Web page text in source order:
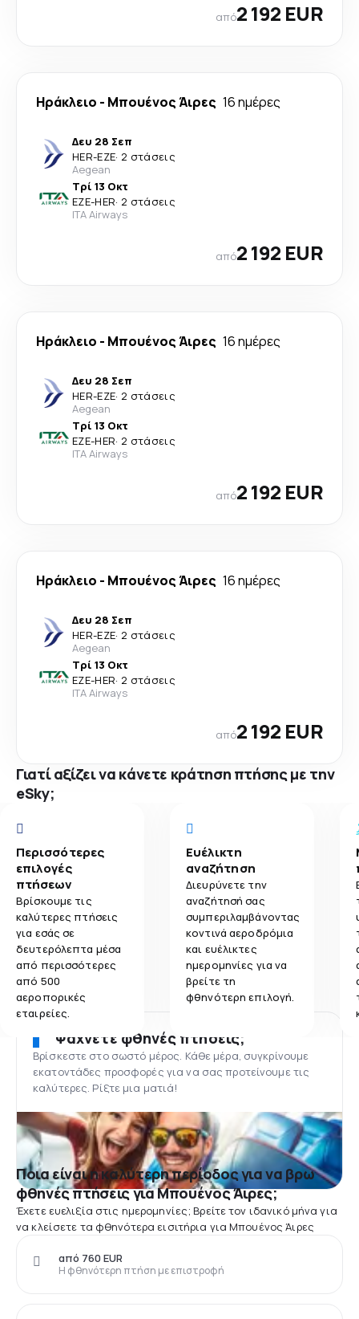
από2 192 EUR
Ηράκλειο - Μπουένος Άιρες 16 ημέρες
Δευ 28 Σεπ
HER-EZE· 2 στάσεις
Aegean
Τρί 13 Οκτ
EZE-HER· 2 στάσεις
ITA Airways
από2 192 EUR
Ηράκλειο - Μπουένος Άιρες 16 ημέρες
Δευ 28 Σεπ
HER-EZE· 2 στάσεις
Aegean
Τρί 13 Οκτ
EZE-HER· 2 στάσεις
ITA Airways
από2 192 EUR
Ηράκλειο - Μπουένος Άιρες 16 ημέρες
Δευ 28 Σεπ
HER-EZE· 2 στάσεις
Aegean
Τρί 13 Οκτ
EZE-HER· 2 στάσεις
ITA Airways
από2 192 EUR
Γιατί αξίζει να κάνετε κράτηση πτήσης με την
eSky;
Περισσότερες
επιλογές
πτήσεων
Βρίσκουμε τις
καλύτερες πτήσεις
για εσάς σε
δευτερόλεπτα μέσα
από περισσότερες
από 500
αεροπορικές
εταιρείες.
Ευέλικτη
αναζήτηση
Διευρύνετε την
αναζήτησή σας
συμπεριλαμβάνοντας
κοντινά αεροδρόμια
και ευέλικτες
ημερομηνίες για να
βρείτε τη
φθηνότερη επιλογή.
Ψάχνετε φθηνές πτήσεις;
Βρίσκεστε στο σωστό μέρος. Κάθε μέρα, συγκρίνουμε
εκατοντάδες προσφορές για να σας προτείνουμε τις
καλύτερες. Ρίξτε μια ματιά!
Ποια είναι η καλύτερη περίοδος για να βρω
φθηνές πτήσεις για Μπουένος Άιρες;
Έχετε ευελιξία στις ημερομηνίες; Βρείτε τον ιδανικό μήνα για
να κλείσετε τα φθηνότερα εισιτήρια για Μπουένος Άιρες
Η φθηνότερη πτήση με επιστροφή
από 760 EUR